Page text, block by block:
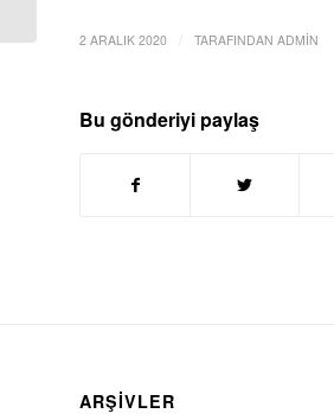
2 ARALIK 2020 TARAFINDAN ADMIN
Bu gönderiyi paylaş
ARŞIVLER